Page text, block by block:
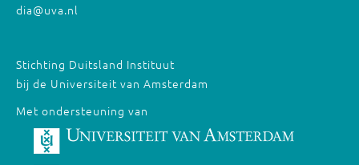
dia@uva.nl
Stichting Duitsland Instituut
bij de Universiteit van Amsterdam
Met ondersteuning van